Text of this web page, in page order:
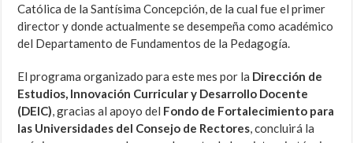
Católica de la Santísima Concepción, de la cual fue el primer
director y donde actualmente se desempeña como académico
del Departamento de Fundamentos de la Pedagogía.
El programa organizado para este mes por la Dirección de
Estudios, Innovación Curricular y Desarrollo Docente
(DEIC), gracias al apoyo del Fondo de Fortalecimiento para
las Universidades del Consejo de Rectores, concluirá la